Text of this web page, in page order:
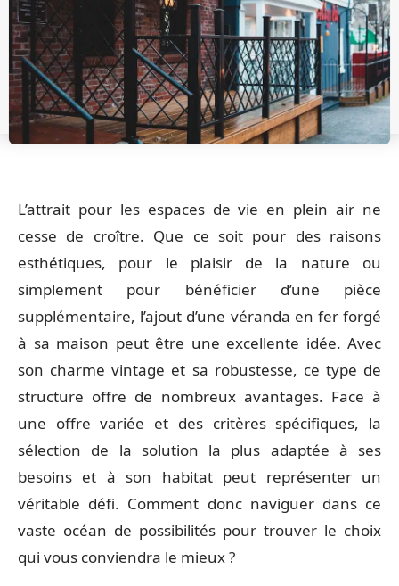
L’attrait pour les espaces de vie en plein air ne
cesse de croître. Que ce soit pour des raisons
esthétiques, pour le plaisir de la nature ou
simplement pour bénéficier d’une pièce
supplémentaire, l’ajout d’une véranda en fer forgé
à sa maison peut être une excellente idée. Avec
son charme vintage et sa robustesse, ce type de
structure offre de nombreux avantages. Face à
une offre variée et des critères spécifiques, la
sélection de la solution la plus adaptée à ses
besoins et à son habitat peut représenter un
véritable défi. Comment donc naviguer dans ce
vaste océan de possibilités pour trouver le choix
qui vous conviendra le mieux ?